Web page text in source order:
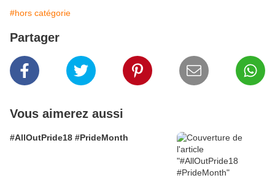
#hors catégorie
Partager
Vous aimerez aussi
#AllOutPride18 #PrideMonth